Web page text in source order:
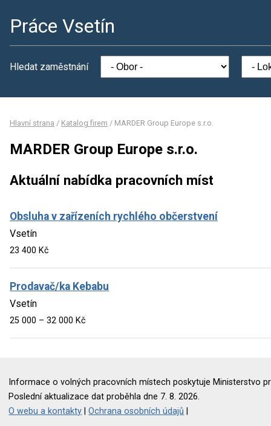
Práce Vsetín
Hledat zaměstnání
Hlavní strana / Katalog firem / MARDER Group Europe s.r.o.
MARDER Group Europe s.r.o.
Aktuální nabídka pracovních míst
Obsluha v zařízeních rychlého občerstvení
Vsetín
23 400 Kč
Prodavač/ka Kebabu
Vsetín
25 000 – 32 000 Kč
Informace o volných pracovních místech poskytuje Ministerstvo
Poslední aktualizace dat proběhla dne 7. 8. 2026.
O webu a kontakty |Ochrana osobních údajů